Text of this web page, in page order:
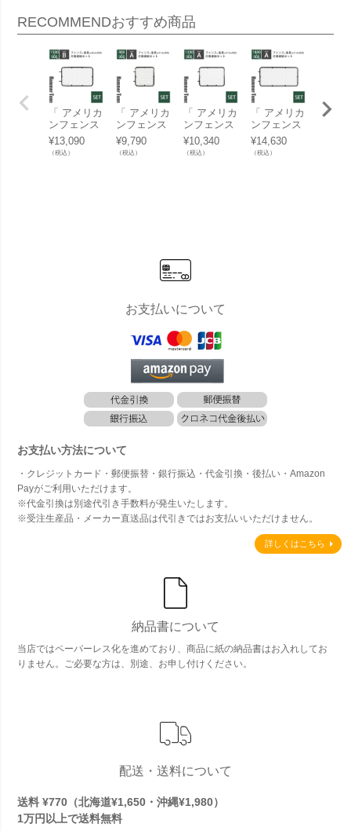
RECOMMENDおすすめ商品
「 アメリカ
ンフェンス
L （ 1500×
900mm ）
片側連結セ
¥13,090
（税込）
「 アメリカ
ンフェンス
S （ 900×9
00mm ） 片
側連結セッ
¥9,790
（税込）
「 アメリカ
ンフェンス
M （ 1200×
900mm ）
片側連結セ
¥10,340
（税込）
「 アメリカ
ンフェンス
XL （ 1800
×900mm ）
片側連結セ
¥14,630
（税込）
「 ア
お支払いについて
お支払い方法について
・クレジットカード・郵便振替・銀行振込・代金引換・後払い・Amazon
Payがご利用いただけます。
※代金引換は別途代引き手数料が発生いたします。
※受注生産品・メーカー直送品は代引きではお支払いいただけません。
詳しくはこちら
納品書について
当店ではペーパーレス化を進めており、商品に紙の納品書はお入れしてお
りません。ご必要な方は、別途、お申し付けください。
配送・送料について
送料 ¥770（北海道¥1,650・沖縄¥1,980）
1万円以上で送料無料